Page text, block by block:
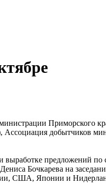
Приморского
добытчиков
выработке предложений
Бочкарева на
США, Японии и